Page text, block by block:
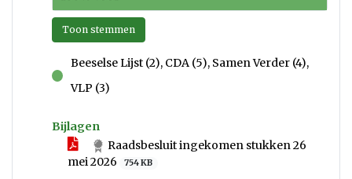
Toon stemmen
voor
Beeselse Lijst (2), CDA (5), Samen Verder (4),
VLP (3)
Bijlagen
Raadsbesluit ingekomen stukken 26
mei 2026
754 KB